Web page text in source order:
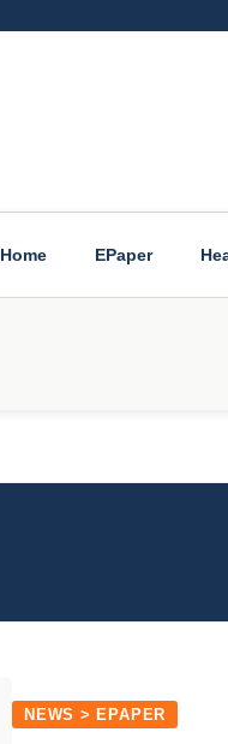
Home EPaper
NEWS > EPAPER